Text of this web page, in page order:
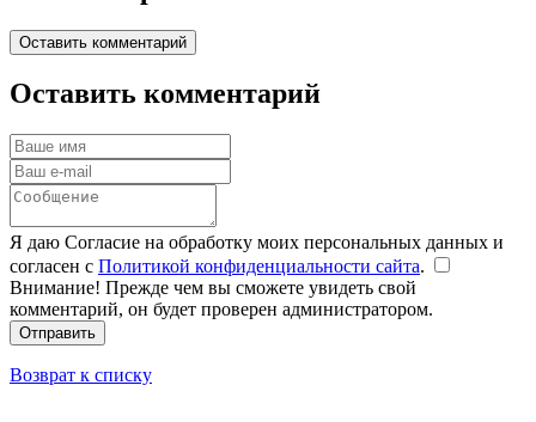
Оставить комментарий
Оставить комментарий
Я даю Согласие на обработку моих персональных данных и
согласен с Политикой конфиденциальности сайта.
Внимание! Прежде чем вы сможете увидеть свой
комментарий, он будет проверен администратором.
Отправить
Возврат к списку